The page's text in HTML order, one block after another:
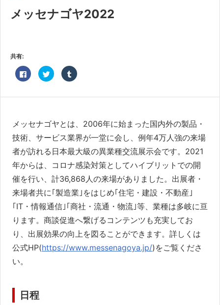
検定試験
証明書・申請
職員採用
メッセナゴヤ2022
共有:
Facebook
で
す
リ
ク
し
て
く
だ
さ
(新
し
い
ウ
ィ
ン
ド
ウ
で
開
き
ま
す)
ク
リ
し
共
有
し
い
ウ
ィ
ド
で
開
き
ま
す)
ク
リ
し
有
し
い
ウ
ィ
ド
で
開
き
ま
す)
メッセナゴヤとは、2006年に始まった国内外の製品・
技術、サービス業界が一堂に会し、例年4万人強の来場
者が訪れる日本最大級の異業種交流展示会です。2021
年からは、コロナ感染対策としてハイブリットでの開
催を行い、計36,868人の来場がありました。出展者・
来場者共に｢製造業｣をはじめ｢住宅・建設・不動産｣
｢IT・情報通信｣｢商社・流通・物流｣等、業種は多岐に亘
ります。商談促進へ繋げるコンテンツも充実してお
り、出展効果の向上を図ることができます。詳しくは
公式HP(https://www.messenagoya.jp/)をご覧くださ
い。
日程